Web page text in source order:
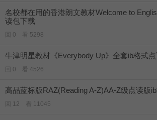
名校都在用的香港朗文教材Welcome to
读包下载
回 0 看 5298
牛津明星教材《Everybody Up》全套ib格式
回 0 看 4526
高品蓝标版RAZ(Reading A-Z)AA-Z级点读版
回 12 看 11045